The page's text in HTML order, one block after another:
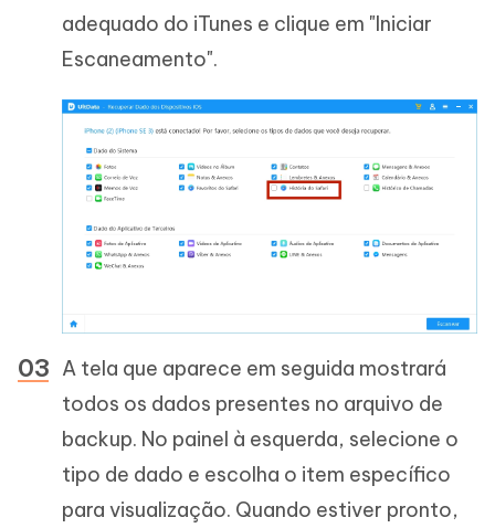
adequado do iTunes e clique em "Iniciar
Escaneamento".
A tela que aparece em seguida mostrará
todos os dados presentes no arquivo de
backup. No painel à esquerda, selecione o
tipo de dado e escolha o item específico
para visualização. Quando estiver pronto,